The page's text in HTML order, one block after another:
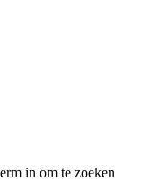
in om te zoeken